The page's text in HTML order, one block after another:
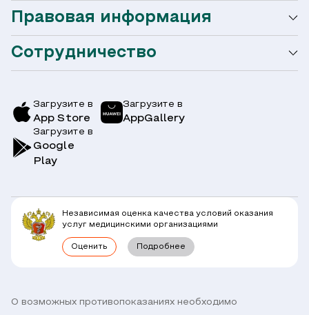
Услуги и цены
Врачи
Клиники
Комплексные программы
Наши партнеры и клиенты
Мобильное приложение
Акции
Симптомы
Правовая информация
Горячая линия / контроль качества
Связь с директором
Правовая информация
Оформление налогового вычета
Вопрос-Ответ по ОМС
Прямое прикрепление сотрудников
Сотрудничество
О возможных противопоказаниях необходимо
Загрузите в
App Store
Загрузите в
AppGallery
Загрузите в
Google
Play
Независимая оценка качества условий оказания
услуг медицинскими организациями
Оценить Подробнее